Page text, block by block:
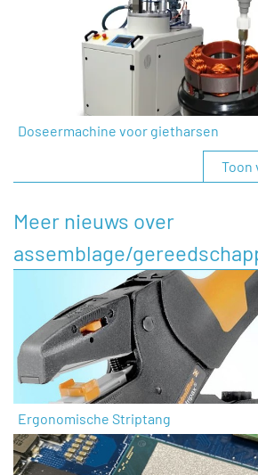
Doseermachine voor gietharsen
Toon
Meer nieuws over
assemblage/
Ergonomische Striptang